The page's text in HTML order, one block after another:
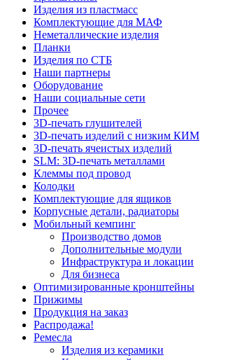
Изделия из пластмасс
Комплектующие для МАФ
Неметаллические изделия
Планки
Изделия по СТБ
Наши партнеры
Оборудование
Наши социальные сети
Прочее
3D-печать глушителей
3D-печать изделий с низким КИМ
3D-печать ячеистых изделий
SLM: 3D-печать металлами
Клеммы под провод
Колодки
Комплектующие для ящиков
Корпусные детали, радиаторы
Мобильный кемпинг
Производство домов
Дополнительные модули
Инфраструктура и локации
Для бизнеса
Оптимизированные кронштейны
Прижимы
Продукция на заказ
Распродажа!
Ремесла
Изделия из керамики